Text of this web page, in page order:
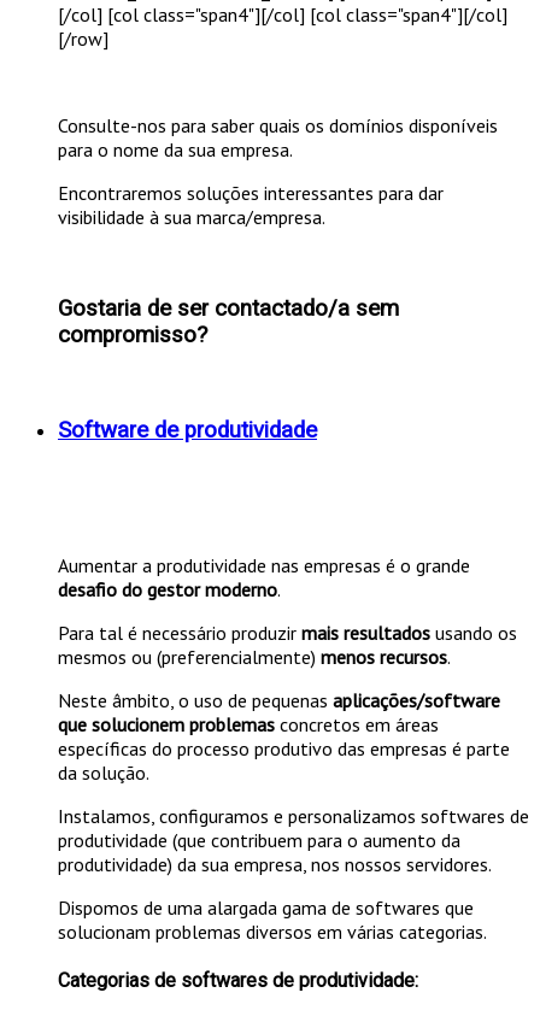
[/col] [col class="span4"][/col] [col class="span4"][/col]
[/row]
Consulte-nos para saber quais os domínios disponíveis
para o nome da sua empresa.
Encontraremos soluções interessantes para dar
visibilidade à sua marca/empresa.
Gostaria de ser contactado/a sem
compromisso?
Software de produtividade
Aumentar a produtividade nas empresas é o grande
desafio do gestor moderno.
Para tal é necessário produzir mais resultados usando os
mesmos ou (preferencialmente) menos recursos.
Neste âmbito, o uso de pequenas aplicações/software
que solucionem problemas concretos em áreas
específicas do processo produtivo das empresas é parte
da solução.
Instalamos, configuramos e personalizamos softwares de
produtividade (que contribuem para o aumento da
produtividade) da sua empresa, nos nossos servidores.
Dispomos de uma alargada gama de softwares que
solucionam problemas diversos em várias categorias.
Categorias de softwares de produtividade: